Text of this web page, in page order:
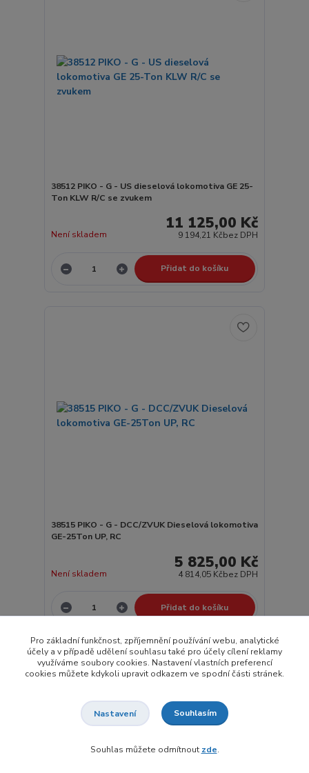
38512 PIKO - G - US dieselová lokomotiva GE 25-
Ton KLW R/C se zvukem
11 125,00 Kč
9 194,21 Kčbez DPH
Není skladem
Přidat do košíku
38515 PIKO - G - DCC/ZVUK Dieselová lokomotiva
GE-25Ton UP, RC
5 825,00 Kč
4 814,05 Kčbez DPH
Není skladem
Přidat do košíku
strana z 1
Pro základní funkčnost, zpříjemnění používání webu, analytické
účely a v případě udělení souhlasu také pro účely cílení reklamy
využíváme soubory cookies. Nastavení vlastních preferencí
cookies můžete kdykoli upravit odkazem ve spodní části stránek.
Nastavení Souhlasím
Souhlas můžete odmítnout zde.